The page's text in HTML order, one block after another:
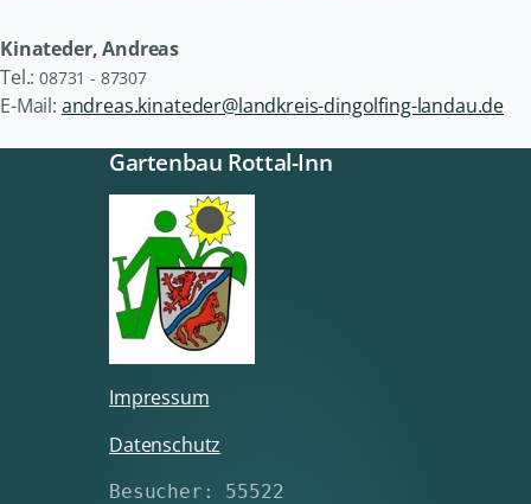
Kinateder, Andreas
Tel.:08731 - 87307
E-Mail: andreas.kinateder@landkreis-dingolfing-landau.de
Gartenbau Rottal-Inn
Impressum
Datenschutz
Besucher: 55522